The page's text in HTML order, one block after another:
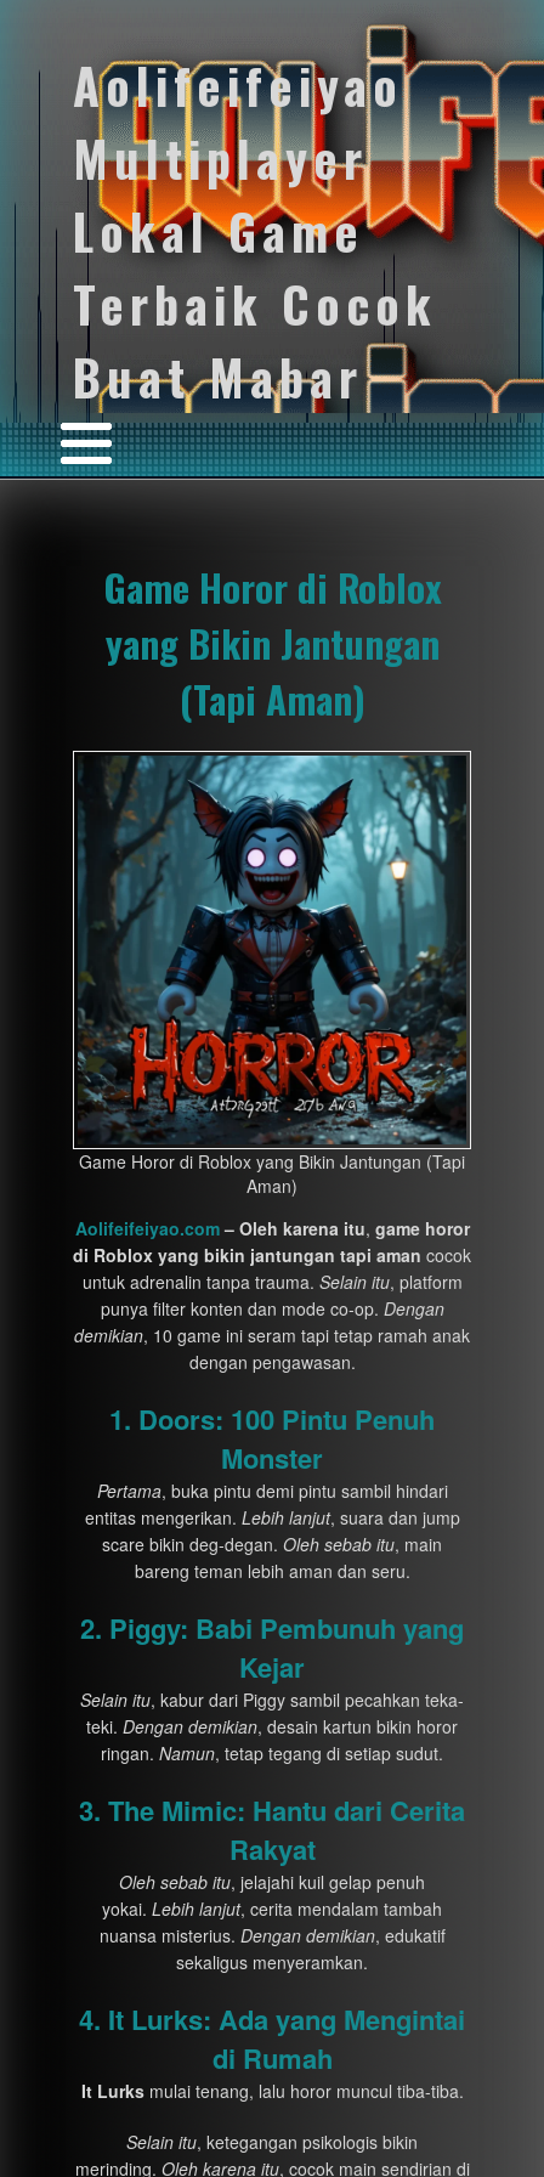
Aolifeifeiyao
Multiplayer
Lokal Game
Terbaik Cocok
Buat Mabar
Game Horor di Roblox
yang Bikin Jantungan
(Tapi Aman)
Game Horor di Roblox yang Bikin Jantungan (Tapi
Aman)
Aolifeifeiyao.com– Oleh karena itu, game horor
di Roblox yang bikin jantungan tapi aman cocok
untuk adrenalin tanpa trauma. Selain itu, platform
punya filter konten dan mode co-op. Dengan
demikian, 10 game ini seram tapi tetap ramah anak
dengan pengawasan.
1. Doors: 100 Pintu Penuh
Monster
Pertama, buka pintu demi pintu sambil hindari
entitas mengerikan. Lebih lanjut, suara dan jump
scare bikin deg-degan. Oleh sebab itu, main
bareng teman lebih aman dan seru.
2. Piggy: Babi Pembunuh yang
Kejar
Selain itu, kabur dari Piggy sambil pecahkan teka-
teki. Dengan demikian, desain kartun bikin horor
ringan. Namun, tetap tegang di setiap sudut.
3. The Mimic: Hantu dari Cerita
Rakyat
Oleh sebab itu, jelajahi kuil gelap penuh
yokai. Lebih lanjut, cerita mendalam tambah
nuansa misterius. Dengan demikian, edukatif
sekaligus menyeramkan.
4. It Lurks: Ada yang Mengintai
di Rumah
It Lurksmulai tenang, lalu horor muncul tiba-tiba.
Selain itu, ketegangan psikologis bikin
merinding. Oleh karena itu, cocok main sendirian di